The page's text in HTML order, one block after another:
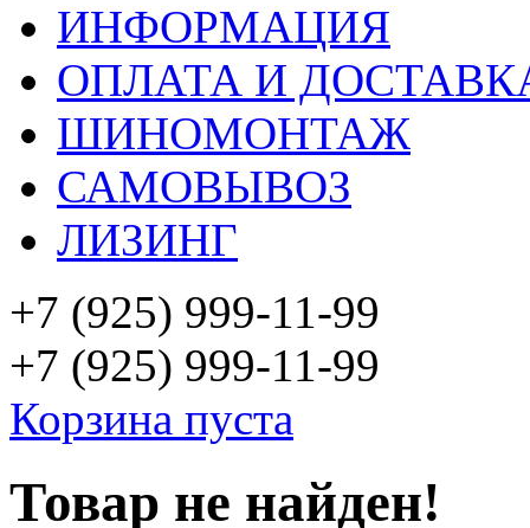
ИНФОРМАЦИЯ
ОПЛАТА И
ШИНОМОНТАЖ
САМОВЫВОЗ
ЛИЗИНГ
+7 (925) 999-11-99
+7 (925) 999-11-99
Корзина пуста
Товар не найден!